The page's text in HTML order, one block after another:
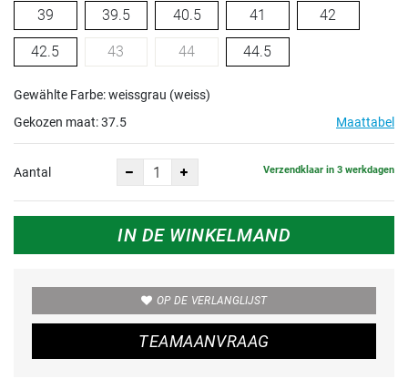
39 39.5 40.5 41 42
42.5 43 44 44.5
Gewählte Farbe: weissgrau (weiss)
Gekozen maat:37.5 Maattabel
Aantal Verzendklaar in 3 werkdagen
IN DE WINKELMAND
OP DE VERLANGLIJST
TEAMAANVRAAG